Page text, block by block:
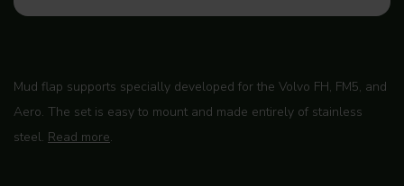
Mud flap supports specially developed for the Volvo FH, FM5, and
Aero. The set is easy to mount and made entirely of stainless
steel. Read more.